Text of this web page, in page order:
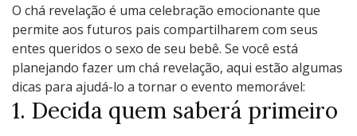
O chá revelação é uma celebração emocionante que
permite aos futuros pais compartilharem com seus
entes queridos o sexo de seu bebê. Se você está
planejando fazer um chá revelação, aqui estão algumas
dicas para ajudá-lo a tornar o evento memorável:
1. Decida quem saberá primeiro